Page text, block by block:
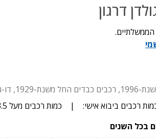
דרגון
עד 3.5 טון.
רכבים ביבוא אישי: | כמות רכבים מעל 3.5 טון ורכבי משא:
בכל השנים